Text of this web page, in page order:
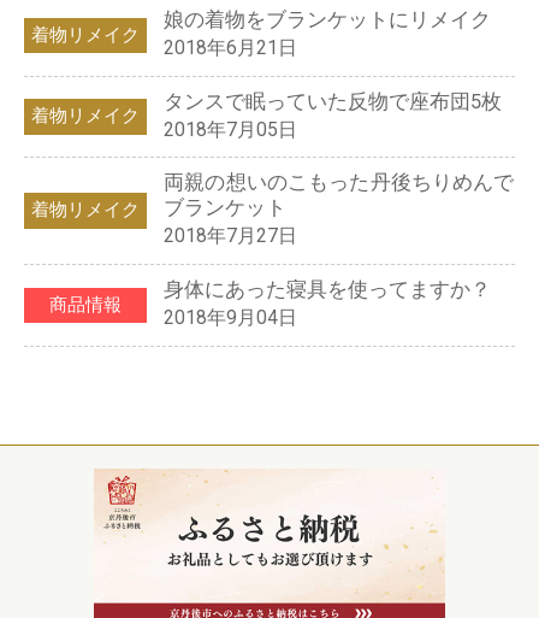
着物リメイク
娘の着物をブランケットにリメイク
2018年6月21日
着物リメイク
タンスで眠っていた反物で座布団5枚
2018年7月05日
着物リメイク
両親の想いのこもった丹後ちりめんで
ブランケット
2018年7月27日
商品情報
身体にあった寝具を使ってますか？
2018年9月04日